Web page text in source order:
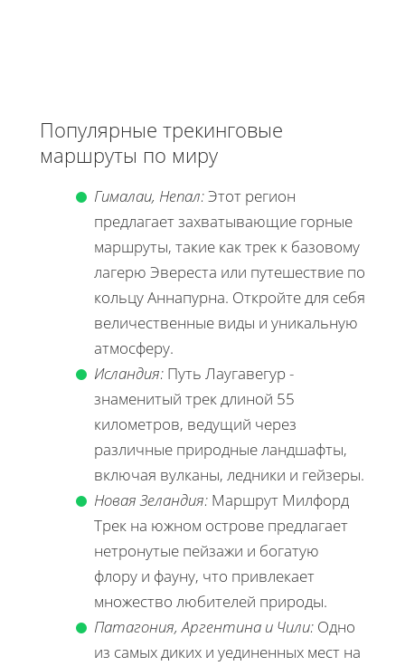
Популярные трекинговые
маршруты по миру
Гималаи, Непал:Этот регион
предлагает захватывающие горные
маршруты, такие как трек к базовому
лагерю Эвереста или путешествие по
кольцу Аннапурна. Откройте для себя
величественные виды и уникальную
атмосферу.
Исландия: Путь Лаугавегур -
знаменитый трек длиной 55
километров, ведущий через
различные природные ландшафты,
включая вулканы, ледники и гейзеры.
Новая Зеландия: Маршрут Милфорд
Трек на южном острове предлагает
нетронутые пейзажи и богатую
флору и фауну, что привлекает
множество любителей природы.
Патагония, Аргентина и Чили: Одно
из самых диких и уединенных мест на